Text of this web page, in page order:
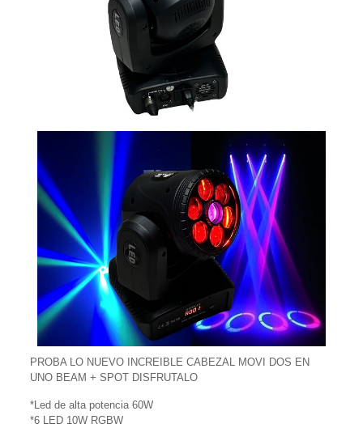
PROBA LO NUEVO INCREIBLE CABEZAL MOVI DOS EN
UNO BEAM + SPOT DISFRUTALO
*Led de alta potencia 60W
*6 LED 10W RGBW